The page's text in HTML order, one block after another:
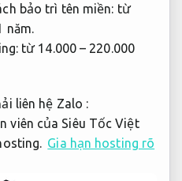
bảo trì tên miền: từ
năm.
từ 14.000 – 220.000
liên hệ Zalo :
viên của Siêu Tốc Việt
Gia hạn hosting rõ